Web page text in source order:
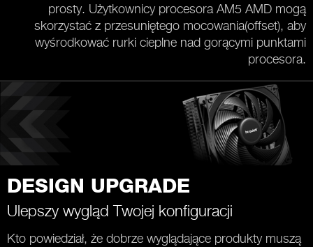
prosty. Użytkownicy procesora AM5 AMD mogą
skorzystać z przesuniętego mocowania(offset), aby
wyśrodkować rurki cieplne nad gorącymi punktami
procesora.
DESIGN UPGRADE
Ulepszy wygląd Twojej konfiguracji
Kto powiedział, że dobrze wyglądające produkty muszą